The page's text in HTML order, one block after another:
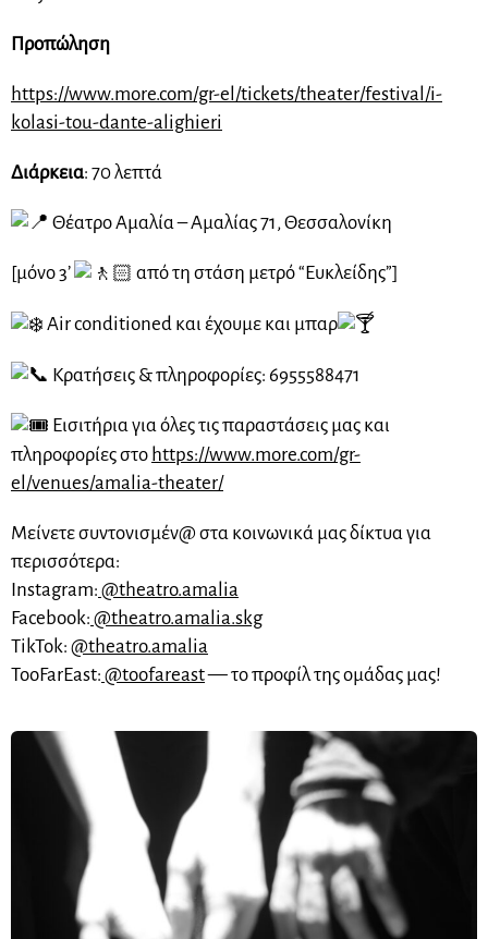
Προπώληση
https://www.more.com/gr-el/tickets/theater/festival/i-
kolasi-tou-dante-alighieri
Διάρκεια: 70 λεπτά
Θέατρο Αμαλία – Αμαλίας 71, Θεσσαλονίκη
[μόνο 3’ από τη στάση μετρό “Ευκλείδης”]
Air conditioned και έχουμε και μπαρ
Κρατήσεις & πληροφορίες: 6955588471
Εισιτήρια για όλες τις παραστάσεις μας και
πληροφορίες στο https://www.more.com/gr-
el/venues/amalia-theater/
Μείνετε συντονισμέν@ στα κοινωνικά μας δίκτυα για
περισσότερα:
Instagram: @theatro.amalia
Facebook: @theatro.amalia.skg
TikTok: @theatro.amalia
TooFarEast: @toofareast— το προφίλ της ομάδας μας!